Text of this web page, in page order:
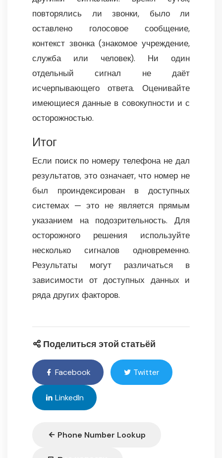
повторялись ли звонки, было ли
оставлено голосовое сообщение,
контекст звонка (знакомое учреждение,
служба или человек). Ни один
отдельный сигнал не даёт
исчерпывающего ответа. Оценивайте
имеющиеся данные в совокупности и с
осторожностью.
Итог
Если поиск по номеру телефона не дал
результатов, это означает, что номер не
был проиндексирован в доступных
системах — это не является прямым
указанием на подозрительность. Для
осторожного решения используйте
несколько сигналов одновременно.
Результаты могут различаться в
зависимости от доступных данных и
ряда других факторов.
Поделиться этой статьёй
Facebook Twitter
LinkedIn
Phone Number Lookup